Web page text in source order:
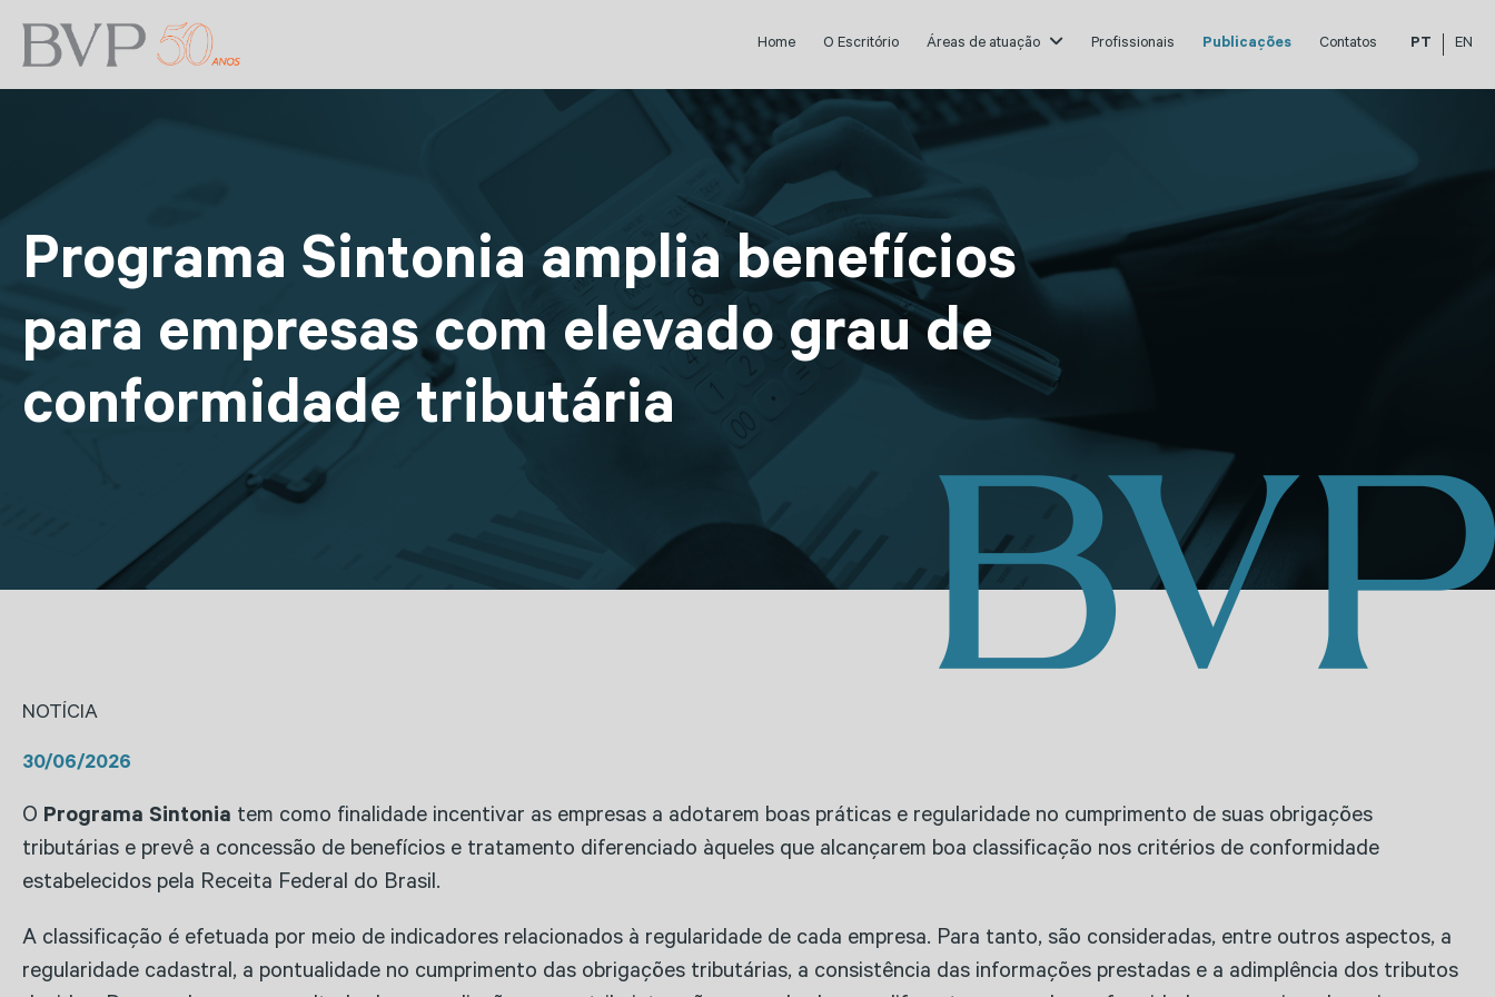
Home O Escritório Áreas de atuação Profissionais Publicações Contatos PT EN
Programa Sintonia amplia benefícios
para empresas com elevado grau de
conformidade tributária
NOTÍCIA
30/06/2026
O Programa Sintonia tem como finalidade incentivar as empresas a adotarem boas práticas e regularidade no cumprimento de suas obrigações
tributárias e prevê a concessão de benefícios e tratamento diferenciado àqueles que alcançarem boa classificação nos critérios de conformidade
estabelecidos pela Receita Federal do Brasil.
A classificação é efetuada por meio de indicadores relacionados à regularidade de cada empresa. Para tanto, são consideradas, entre outros aspectos, a
regularidade cadastral, a pontualidade no cumprimento das obrigações tributárias, a consistência das informações prestadas e a adimplência dos tributos